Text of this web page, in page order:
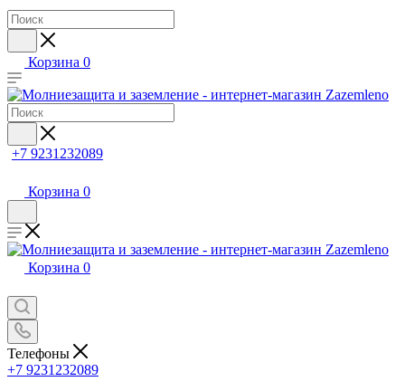
Корзина 0
+7 9231232089
Корзина 0
Корзина 0
Телефоны
+7 9231232089